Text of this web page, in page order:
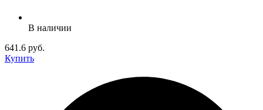
В наличии
641.6 руб.
Купить